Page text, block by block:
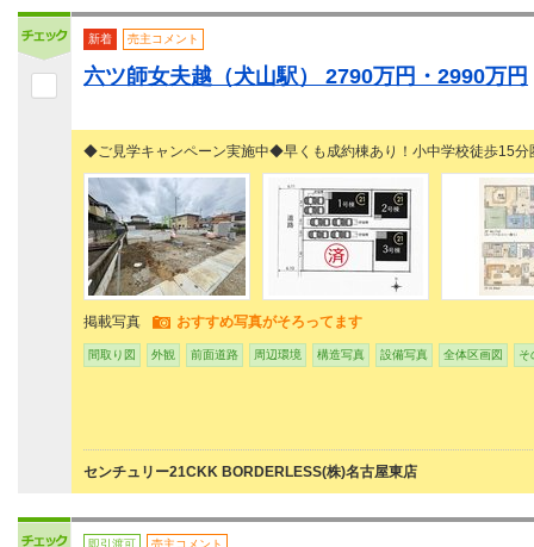
新着 売主コメント
六ツ師女夫越（犬山駅） 2790万円・2990万円
◆ご見学キャンペーン実施中◆早くも成約棟あり！小中学校徒歩15分
掲載写真 おすすめ写真がそろってます
間取り図 外観 前面道路 周辺環境 構造写真 設備写真 全体区画図 そ
センチュリー21CKK BORDERLESS(株)名古屋東店
即引渡可 売主コメント